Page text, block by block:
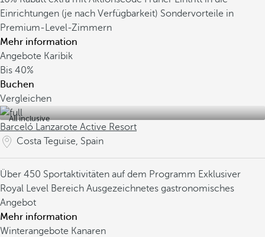
Einrichtungen (je nach Verfügbarkeit) Sondervorteile in
Premium-Level-Zimmern
Mehr information
Angebote Karibik
Bis 40%
Buchen
Vergleichen
All inclusive
Barceló Lanzarote Active Resort
Costa Teguise, Spain
Über 450 Sportaktivitäten auf dem Programm Exklusiver
Royal Level Bereich Ausgezeichnetes gastronomisches
Angebot
Mehr information
Winterangebote Kanaren